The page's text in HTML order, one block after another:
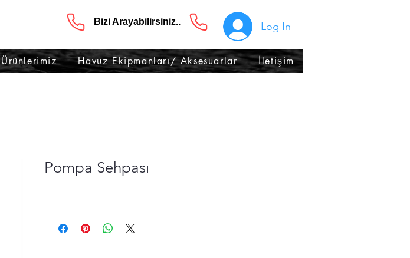
Bizi Arayabilirsiniz.. Log In
Ürünlerimiz Havuz Ekipmanları/ Aksesuarlar İletişim
Pompa Sehpası